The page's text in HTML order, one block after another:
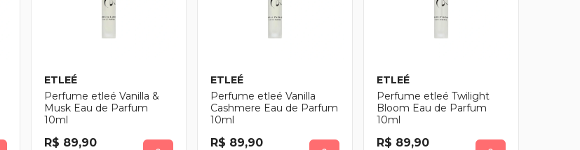
ETLEÉ
Perfume etleé Vanilla &
Musk Eau de Parfum
10ml
R$ 89,90
ETLEÉ
Perfume etleé Vanilla
Cashmere Eau de Parfum
10ml
R$ 89,90
ETLEÉ
Perfume etleé Twilight
Bloom Eau de Parfum
10ml
R$ 89,90